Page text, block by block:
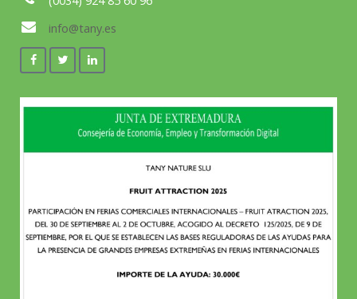
info@tany.es